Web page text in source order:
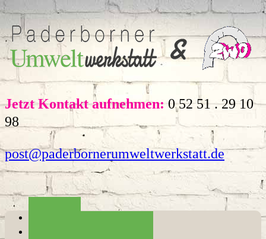
Jetzt Kontakt aufnehmen:0 52 51 . 29 10
98
post@paderbornerumweltwerkstatt.de